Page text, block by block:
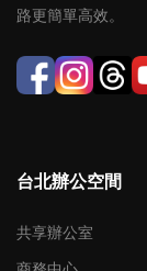
路更簡單高效。
台北辦公空間
共享辦公室